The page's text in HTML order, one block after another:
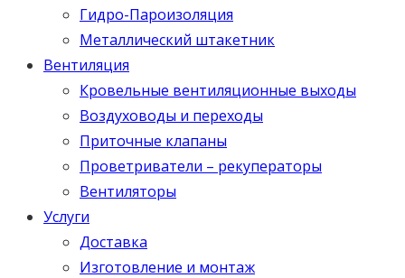
Гидро-Пароизоляция
Металлический штакетник
Вентиляция
Кровельные вентиляционные выходы
Воздуховоды и переходы
Приточные клапаны
Проветриватели – рекуператоры
Вентиляторы
Услуги
Доставка
Изготовление и монтаж